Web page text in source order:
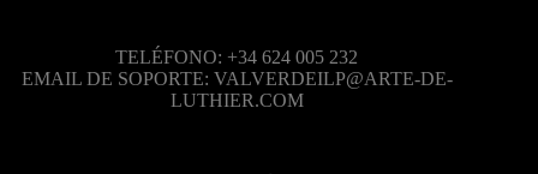
TELÉFONO: +34 624 005 232
EMAIL DE SOPORTE: VALVERDEILP@ARTE-DE-
LUTHIER.COM